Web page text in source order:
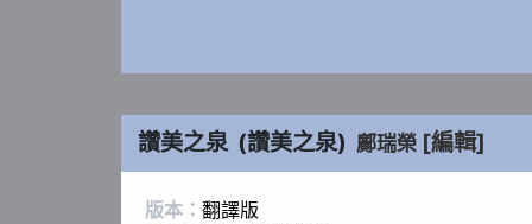
讚美之泉 (讚美之泉) 鄺瑞榮 [編輯]
版本： 翻譯版